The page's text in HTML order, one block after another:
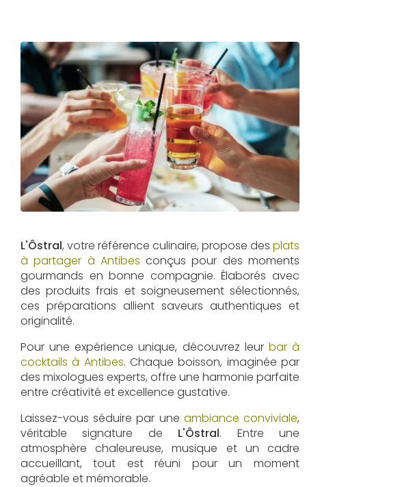
L'Ôstral, votre référence culinaire, propose des plats
à partager à Antibes conçus pour des moments
gourmands en bonne compagnie. Élaborés avec
des produits frais et soigneusement sélectionnés,
ces préparations allient saveurs authentiques et
originalité.
Pour une expérience unique, découvrez leur bar à
cocktails à Antibes. Chaque boisson, imaginée par
des mixologues experts, offre une harmonie parfaite
entre créativité et excellence gustative.
Laissez-vous séduire par une ambiance conviviale,
véritable signature de L'Ôstral. Entre une
atmosphère chaleureuse, musique et un cadre
accueillant, tout est réuni pour un moment
agréable et mémorable.